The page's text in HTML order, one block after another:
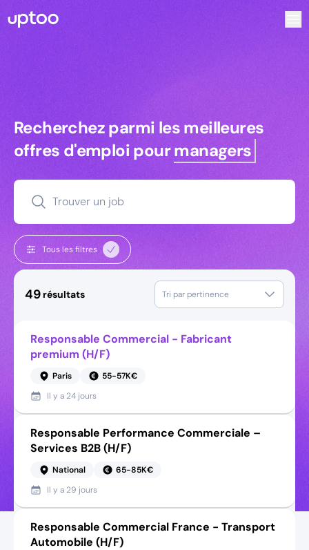
Recherchez parmi les meilleures
Recherchez parmi les meilleures
offres d'emploi pourmanagers
Trouver un job
Tous les filtres
49 résultats Tri par pertinence
Responsable Commercial - Fabricant
premium (H/F)
Paris
55-57K€
Il y a 24 jours
Responsable Performance Commerciale –
Services B2B (H/F)
National
65-85K€
Il y a 29 jours
Responsable Commercial France - Transport
Automobile (H/F)